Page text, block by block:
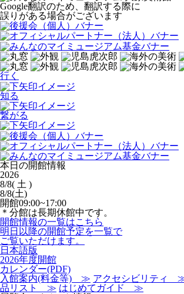
Google翻訳のため、翻訳する際に
誤りがある場合がございます
行く
知る
繋がる
本日の開館情報
2026
8/8( 土 )
8/8(土)
開館09:00~17:00
＊分館は長期休館中です。
開館情報の一覧はこちら
明日以降の開館予定を一覧で
ご覧いただけます。
日本語版
2026年度開館
カレンダー(PDF)
入館案内(料金等) ≫ アクセシビリティ
品リスト ≫ はじめてガイド ≫